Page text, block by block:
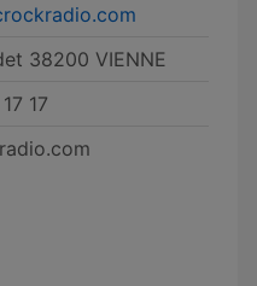
38200 VIENNE
17